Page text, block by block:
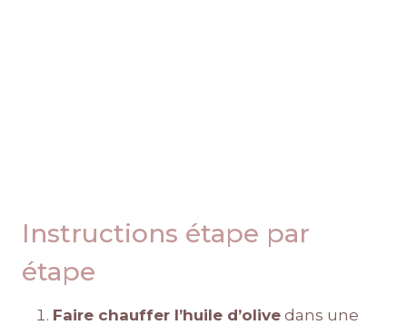
Instructions étape par
étape
Faire chauffer l’huile d’olive dans une